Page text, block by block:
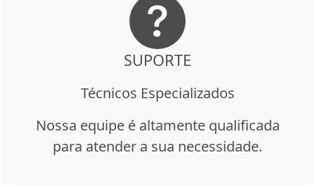
SUPORTE
Técnicos Especializados
Nossa equipe é altamente qualificada
para atender a sua necessidade.